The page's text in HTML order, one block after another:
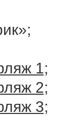
1;
2;
3;